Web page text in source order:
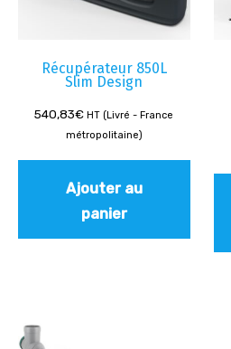
Récupérateur 850L
Slim Design
540,83€ HT (Livré - France
métropolitaine)
Ajouter au
panier